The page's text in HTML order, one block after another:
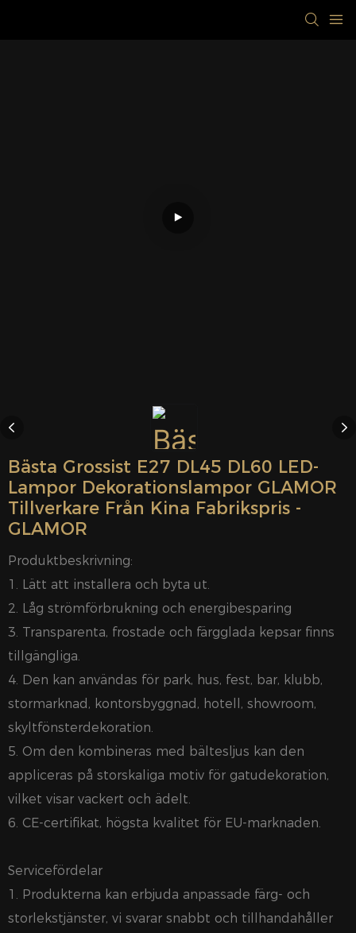
Bästa Grossist E27 DL45 DL60 LED-
Lampor Dekorationslampor GLAMOR
Tillverkare Från Kina Fabrikspris -
GLAMOR
Produktbeskrivning:
1. Lätt att installera och byta ut.
2. Låg strömförbrukning och energibesparing
3. Transparenta, frostade och färgglada kepsar finns
tillgängliga.
4. Den kan användas för park, hus, fest, bar, klubb,
stormarknad, kontorsbyggnad, hotell, showroom,
skyltfönsterdekoration.
5. Om den kombineras med bältesljus kan den
appliceras på storskaliga motiv för gatudekoration,
vilket visar vackert och ädelt.
6. CE-certifikat, högsta kvalitet för EU-marknaden.
Servicefördelar
1. Produkterna kan erbjuda anpassade färg- och
storlekstjänster, vi svarar snabbt och tillhandahåller